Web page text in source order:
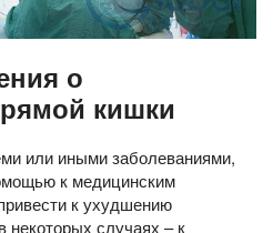
о
кишки
или иными заболеваниями,
к медицинским
к ухудшению
некоторых случаях – к